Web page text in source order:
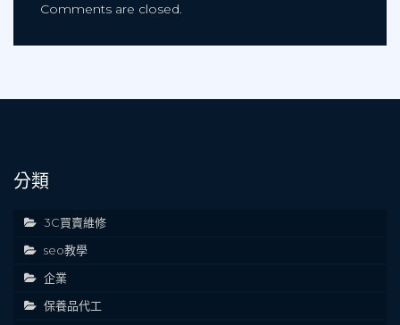
Comments are closed.
分類
3C買賣維修
seo教學
企業
保養品代工